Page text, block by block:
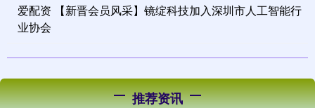
爱配资 【新晋会员风采】镜绽科技加入深圳市人工智能行
业协会
推荐资讯